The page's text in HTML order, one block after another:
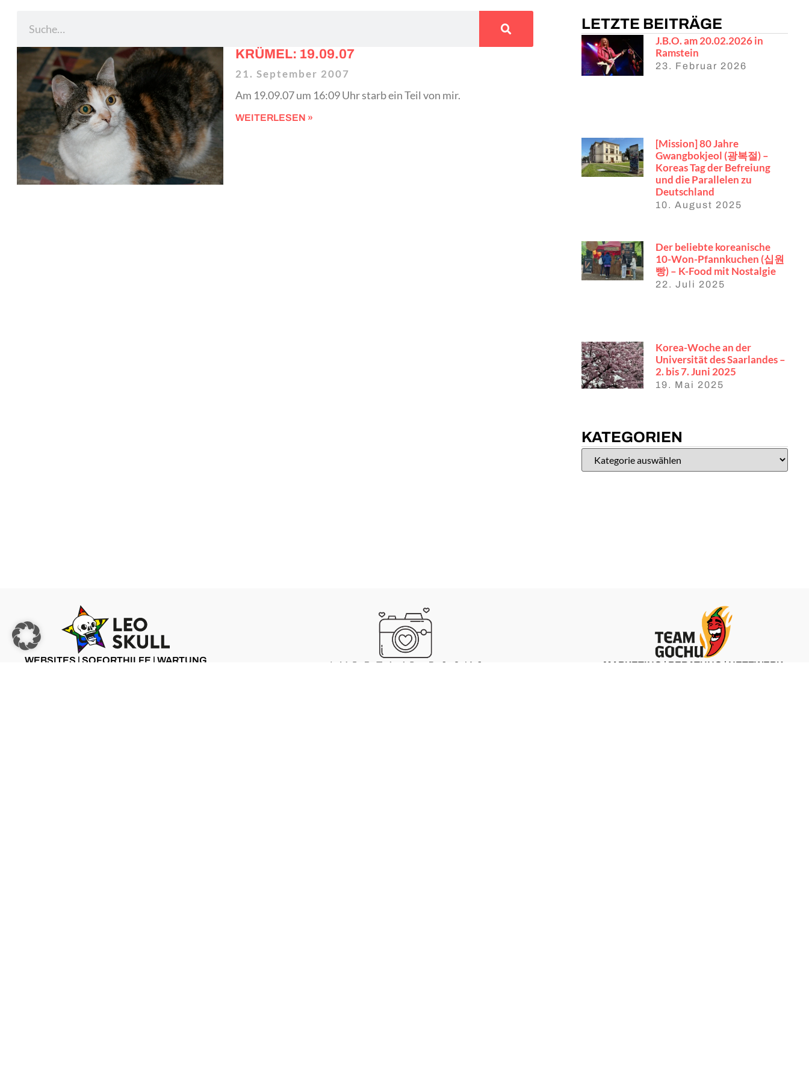
KRÜMEL: 19.09.07
21. September 2007
Am 19.09.07 um 16:09 Uhr starb ein Teil von mir.
WEITERLESEN »
LETZTE BEITRÄGE
J.B.O. am 20.02.2026 in
Ramstein
23. Februar 2026
[Mission] 80 Jahre
Gwangbokjeol (광복절) –
Koreas Tag der Befreiung
und die Parallelen zu
Deutschland
10. August 2025
Der beliebte koreanische
10-Won-Pfannkuchen (십원
빵) – K-Food mit Nostalgie
22. Juli 2025
Korea-Woche an der
Universität des Saarlandes –
2. bis 7. Juni 2025
19. Mai 2025
KATEGORIEN
WEBSITES | SOFORTHILFE | WARTUNG MARKETING | BERATUNG | NETZWERK